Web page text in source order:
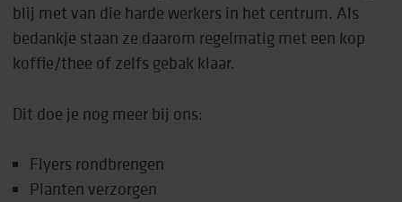
blij met van die harde werkers in het centrum. Als
bedankje staan ze daarom regelmatig met een kop
koffie/thee of zelfs gebak klaar.
Dit doe je nog meer bij ons:
Flyers rondbrengen
Planten verzorgen